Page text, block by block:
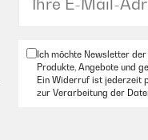
Ich möchte Newsletter
Produkte, Angebote und
Ein Widerruf ist jederzeit
zur Verarbeitung der